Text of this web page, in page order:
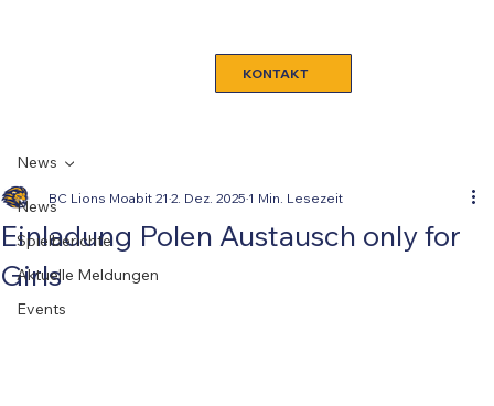
KONTAKT
News
Spielberichte
Aktuelle Meldungen
Events
News
Einladung Polen Austausch only for
Girls
BC Lions Moabit 21 2. Dez. 2025 1 Min. Lesezeit